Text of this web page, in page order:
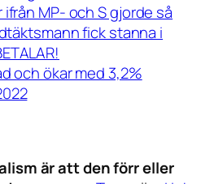
MP- och S gjorde så
fick stanna i
och ökar med 3,2%
är att den förr eller